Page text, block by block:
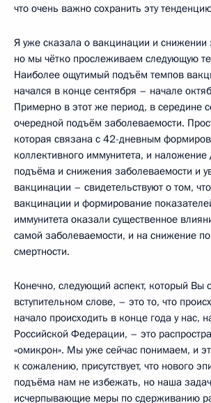
что очень важно сохранить эту
Я уже сказала о вакцинации и снижении
но мы чётко прослеживаем следующую
Наиболее ощутимый подъём темпов
начался в конце сентября – начале
Примерно в этот же период, в середине
очередной подъём заболеваемости.
которая связана с 42-дневным
коллективного иммунитета, и наложение
подъёма и снижения заболеваемости и
вакцинации – свидетельствуют о том,
вакцинации и формирование
иммунитета оказали существенное
самой заболеваемости, и на снижение
смертности.
Конечно, следующий аспект, который Вы
вступительном слове, – это то, что
начало происходить в конце года у нас,
Российской Федерации, – это
«омикрон». Мы уже сейчас понимаем, и
к сожалению, присутствует, что нового
подъёма нам не избежать, но наша
исчерпывающие меры по сдерживанию